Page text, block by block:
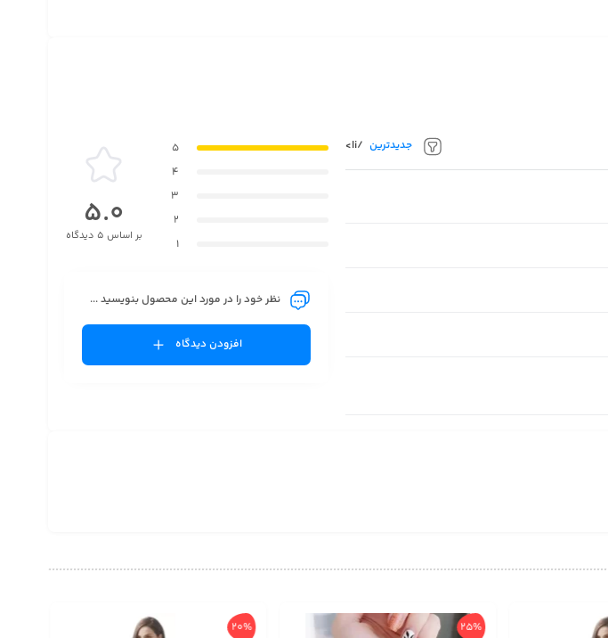
جدیدترین /li>
5
4
3
2
1
5.0
بر اساس 5 دیدگاه
نظر خود را در مورد این محصول بنویسید ...
افزودن دیدگاه
25%
20%